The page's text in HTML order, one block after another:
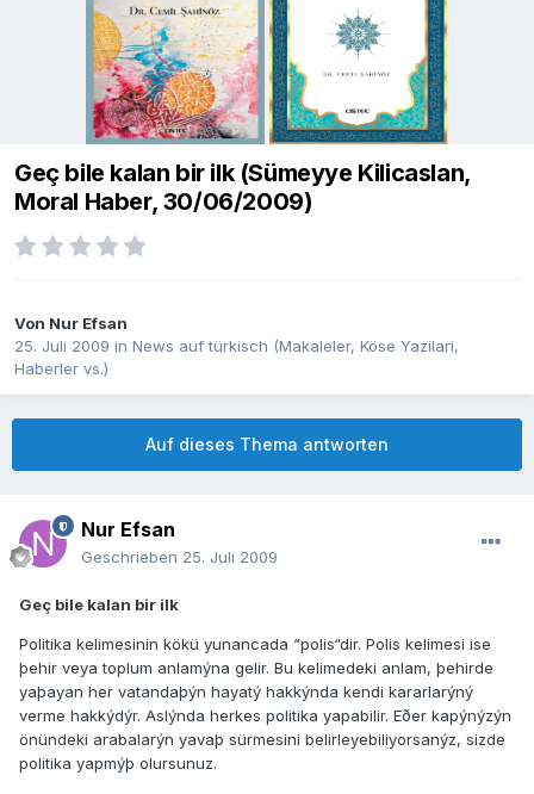
Geç bile kalan bir ilk (Sümeyye Kilicaslan,
Moral Haber, 30/06/2009)
Von Nur Efsan
25. Juli 2009 in News auf türkisch (Makaleler, Köse Yazilari,
Haberler vs.)
Auf dieses Thema antworten
Nur Efsan
Geschrieben 25. Juli 2009
Geç bile kalan bir ilk
Politika kelimesinin kökü yunancada “polis“dir. Polis kelimesi ise
þehir veya toplum anlamýna gelir. Bu kelimedeki anlam, þehirde
yaþayan her vatandaþýn hayatý hakkýnda kendi kararlarýný
verme hakkýdýr. Aslýnda herkes politika yapabilir. Eðer kapýnýzýn
önündeki arabalarýn yavaþ sürmesini belirleyebiliyorsanýz, sizde
politika yapmýþ olursunuz.